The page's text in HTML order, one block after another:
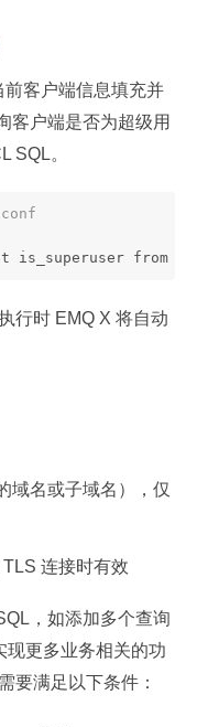
客户端信息填充并
客户端是否为超级用
SQL。
is_superuser from
行时 EMQ X 将自动
域名或子域名），仅
连接时有效
，如添加多个查询
现更多业务相关的功
要满足以下条件：